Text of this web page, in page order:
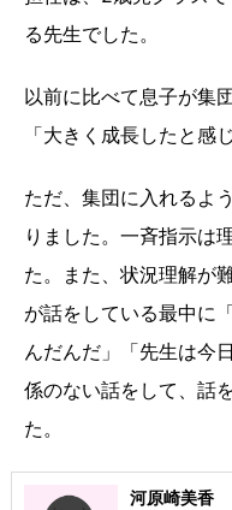
る先生でした。
以前に比べて息子が集
「大きく成長したと感
ただ、集団に入れるよ
りました。一斉指示は
た。また、状況理解が
が話をしている最中
んだんだ」「先生は今
係のない話をして、話
た。
河原崎美香